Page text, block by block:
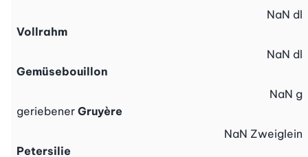
Vollrahm
NaN dl
Gemüsebouillon
NaN dl
geriebener Gruyère
NaN g
Petersilie
NaN Zweiglein